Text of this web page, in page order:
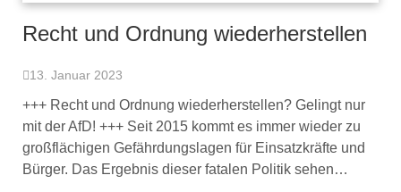
Recht und Ordnung wiederherstellen
13. Januar 2023
+++ Recht und Ordnung wiederherstellen? Gelingt nur
mit der AfD! +++ Seit 2015 kommt es immer wieder zu
großflächigen Gefährdungslagen für Einsatzkräfte und
Bürger. Das Ergebnis dieser fatalen Politik sehen…